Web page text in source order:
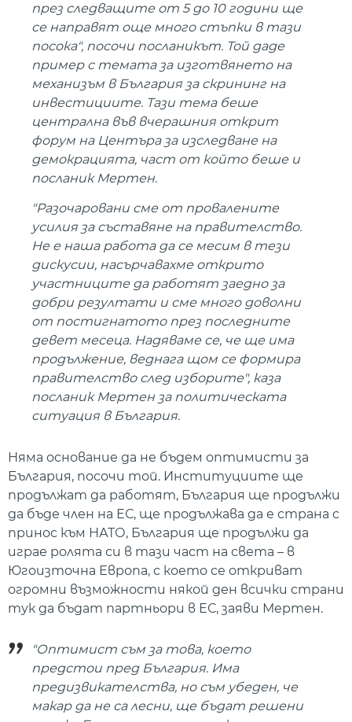
през следващите от 5 до 10 години ще
се направят още много стъпки в тази
посока", посочи посланикът. Той даде
пример с темата за изготвянето на
механизъм в България за скрининг на
инвестициите. Тази тема беше
централна във вчерашния открит
форум на Центъра за изследване на
демокрацията, част от който беше и
посланик Мертен.
"Разочаровани сме от провалените
усилия за съставяне на правителство.
Не е наша работа да се месим в тези
дискусии, насърчавахме открито
участниците да работят заедно за
добри резултати и сме много доволни
от постигнатото през последните
девет месеца. Надяваме се, че ще има
продължение, веднага щом се формира
правителство след изборите", каза
посланик Мертен за политическата
ситуация в България.
Няма основание да не бъдем оптимисти за
България, посочи той. Институциите ще
продължат да работят, България ще продължи
да бъде член на ЕС, ще продължава да е страна с
принос към НАТО, България ще продължи да
играе ролята си в тази част на света – в
Югоизточна Европа, с което се откриват
огромни възможности някой ден всички страни
тук да бъдат партньори в ЕС, заяви Мертен.
"Оптимист съм за това, което
предстои пред България. Има
предизвикателства, но съм убеден, че
макар да не са лесни, ще бъдат решени